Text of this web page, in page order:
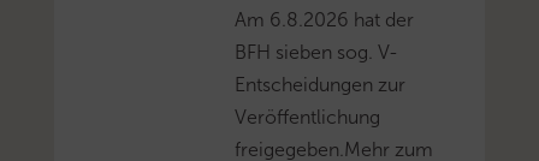
Am 6.8.2026 hat der
BFH sieben sog. V-
Entscheidungen zur
Veröffentlichung
freigegeben.Mehr zum